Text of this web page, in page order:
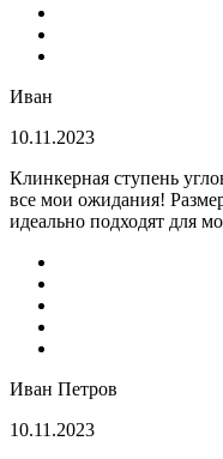
Иван
10.11.2023
Клинкерная ступень
все мои ожидания!
идеально подходят для
Иван Петров
10.11.2023